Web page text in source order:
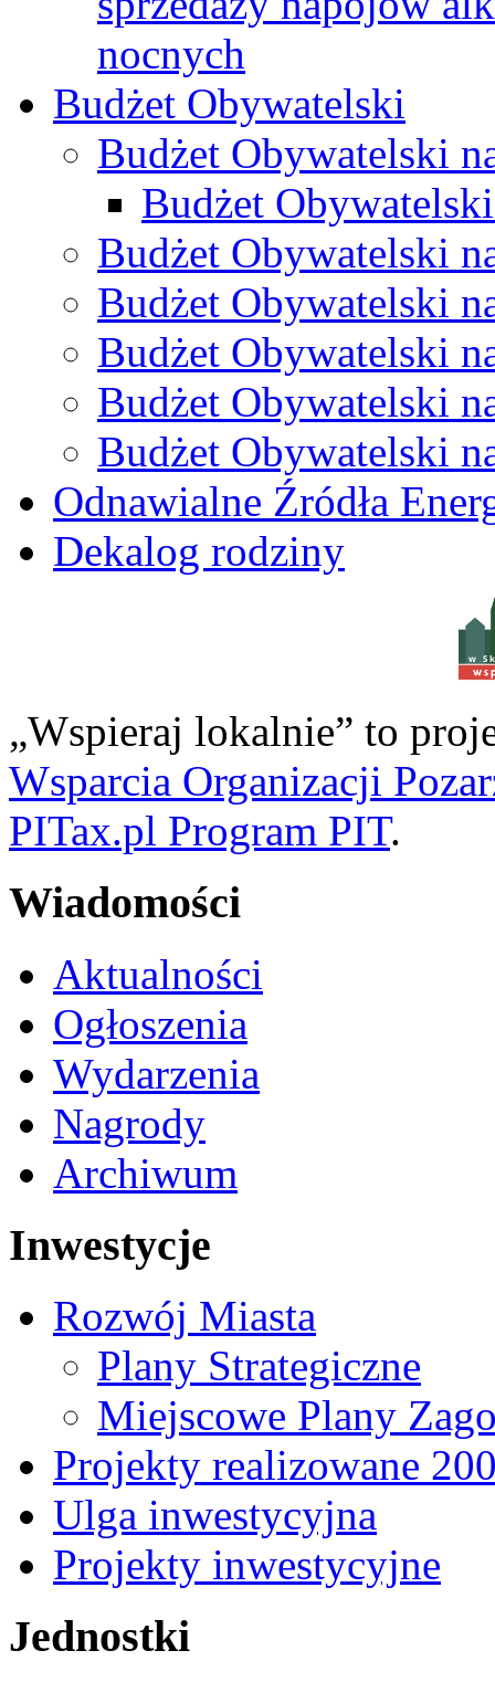
nocnych
Budżet Obywatelski
Budżet Obywatelski
Budżet
Budżet Obywatelski
Budżet Obywatelski
Budżet Obywatelski
Budżet Obywatelski
Budżet Obywatelski
Odnawialne Źródła
Dekalog rodziny
w
„Wspieraj lokalnie” to
Wsparcia Organizacji
PITax.pl Program PIT.
Wiadomości
Aktualności
Ogłoszenia
Wydarzenia
Nagrody
Archiwum
Inwestycje
Rozwój Miasta
Plany Strategiczne
Miejscowe Plany
Projekty realizowane
Ulga inwestycyjna
Projekty inwestycyjne
Jednostki